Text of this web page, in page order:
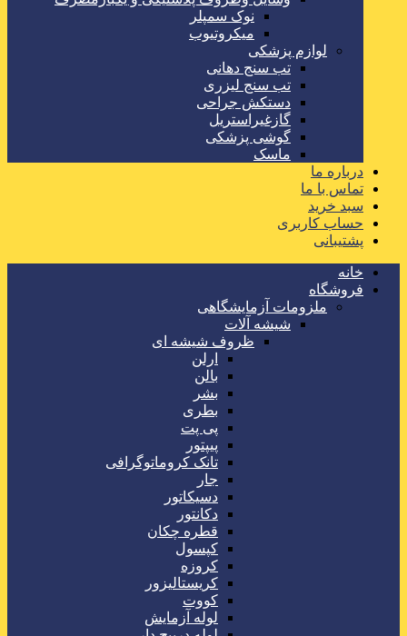
نوک سمپلر
میکروتیوب
لوازم پزشکی
تب سنج دهانی
تب سنج لیزری
دستکش جراحی
گازغیراستریل
گوشی پزشکی
ماسک
درباره ما
تماس با ما
سبد خرید
حساب کاربری
پشتیبانی
خانه
فروشگاه
ملزومات آزمایشگاهی
شیشه آلات
ظروف شیشه ای
ارلن
بالن
بشر
بطری
پی پت
پیپتور
تانک کروماتوگرافی
جار
دسیکاتور
دکانتور
قطره چکان
کپسول
کروزه
کریستالیزور
کووت
لوله آزمایش